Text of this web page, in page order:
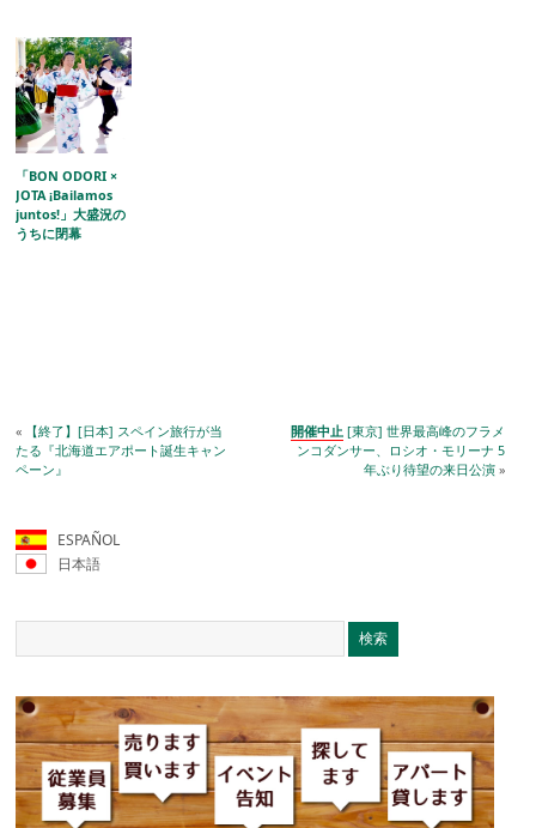
「BON ODORI ×
JOTA ¡Bailamos
juntos!」大盛況の
うちに閉幕
« 【終了】[日本] スペイン旅行が当
たる『北海道エアポート誕生キャン
ペーン』
開催中止 [東京] 世界最高峰のフラメ
ンコダンサー、ロシオ・モリーナ 5
年ぶり待望の来日公演»
ESPAÑOL
日本語